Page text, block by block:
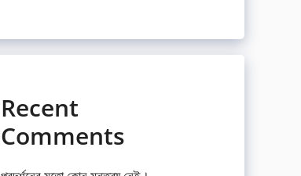
Recent
Comments